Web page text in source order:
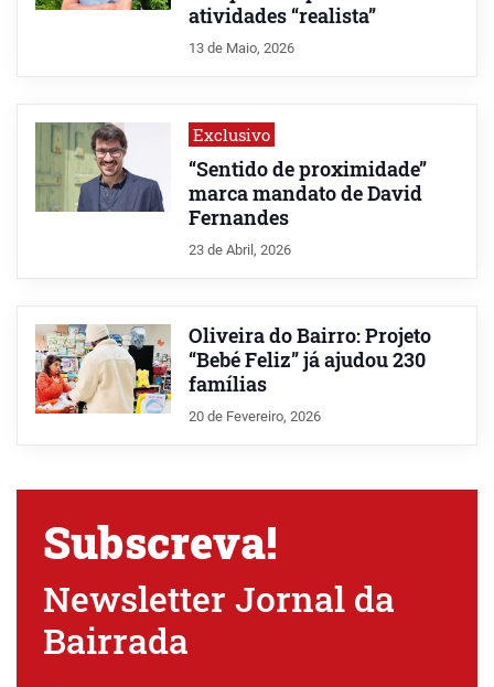
atividades “realista”
13 de Maio, 2026
Exclusivo
“Sentido de proximidade”
marca mandato de David
Fernandes
23 de Abril, 2026
Oliveira do Bairro: Projeto
“Bebé Feliz” já ajudou 230
famílias
20 de Fevereiro, 2026
Subscreva!
Newsletter Jornal da
Bairrada